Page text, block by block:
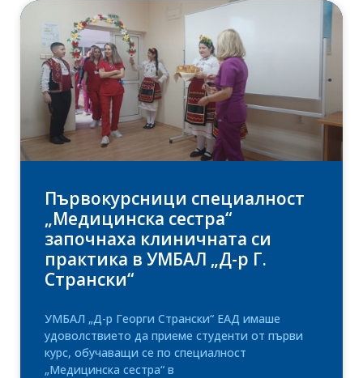
Първокурсници специалност
„Медицинска сестра“
започнаха клиничната си
практика в УМБАЛ „Д-р Г.
Странски“
УМБАЛ „Д-р Георги Странски“ ЕАД имаше
удоволствието да приеме студенти от първи
курс, обучаващи се по специалност
„Медицинска сестра“ в